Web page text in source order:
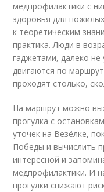
медпрофилактики с
здоровья для
к теоретическим
практика. Люди в
гаджетами, далеко не
двигаются по
проходят столько,
На маршрут можно
прогулка с
уточек на Везёлке,
Победы и вычислить
интересной и
медпрофилактики. И
прогулки снижают